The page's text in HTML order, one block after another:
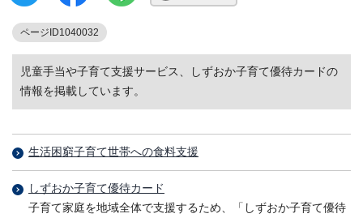
ページID1040032
児童手当や子育て支援サービス、しずおか子育て優待カードの
情報を掲載しています。
生活困窮子育て世帯への食料支援
しずおか子育て優待カード
子育て家庭を地域全体で支援するため、「しずおか子育て優待